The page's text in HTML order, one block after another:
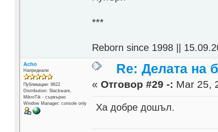
***
Reborn since 1998 ||
Acho
Напреднали
Публикации: 9622
Distribution: Slackware,
MikroTik - сървърно
Window Manager: console only
Re: Делата на
« Отговор #29 -: Mar 25,
Ха добре дошъл.